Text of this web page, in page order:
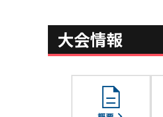
大会情報
description